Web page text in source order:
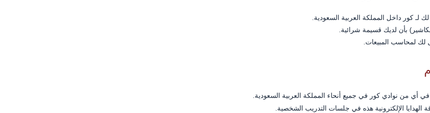
لـ كور داخل المملكة العربية السعودية.
بأن لديك قسيمة شرائية.
لك لمحاسب المبيعات.
في أي من نوادي كور في جميع أنحاء المملكة العربية السعودية.
الهدايا الإلكترونية هذه في جلسات التدريب الشخصية.